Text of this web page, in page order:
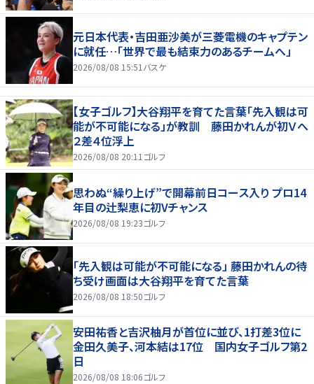
元日本代表・吉田亜沙美が三菱電機のキャプテン
に就任…「世界で最も結束力のあるチームへ」
2026/08/08 15:51 バスケ
【女子ゴルフ】大谷翔平を育てた言葉「先入観は可
能が不可能になる」が教訓 藤田かれんが初Ｖへ
２差４位浮上
2026/08/08 20:11 ゴルフ
思わぬ“繰り上げ”で開幕前日コース入り プロ14
年目の辻梨恵に初Vチャンス
2026/08/08 19:23ゴルフ
「先入観は可能が不可能になる」 藤田かれんの待
ち受け画面は大谷翔平を育てた言葉
2026/08/08 18:50ゴルフ
安田祐香と吉沢柚月が首位に並び、1打差3位に
金田久美子、河本結は17位 国内女子ゴルフ第2
日
2026/08/08 18:06ゴルフ